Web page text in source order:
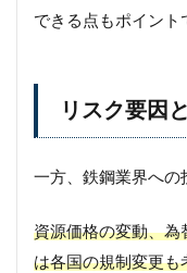
できる点もポイント
リスク要因
一方、鉄鋼業界への
資源価格の変動、為
は各国の規制変更も